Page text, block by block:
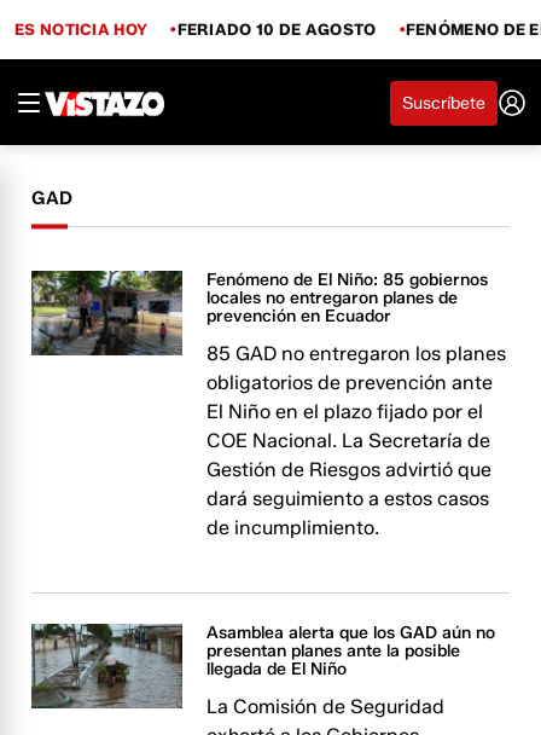
ES NOTICIA HOY FERIADO 10 DE AGOSTO FENÓMENO DE
Suscríbete
GAD
Fenómeno de El Niño: 85 gobiernos
locales no entregaron planes de
prevención en Ecuador
85 GAD no entregaron los planes
obligatorios de prevención ante
El Niño en el plazo fijado por el
COE Nacional. La Secretaría de
Gestión de Riesgos advirtió que
dará seguimiento a estos casos
de incumplimiento.
Asamblea alerta que los GAD aún no
presentan planes ante la posible
llegada de El Niño
La Comisión de Seguridad